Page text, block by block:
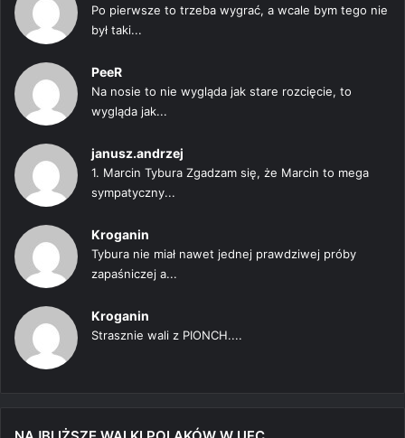
Po pierwsze to trzeba wygrać, a wcale bym tego nie
był taki...
PeeR
Na nosie to nie wygląda jak stare rozcięcie, to
wygląda jak...
janusz.andrzej
1. Marcin Tybura Zgadzam się, że Marcin to mega
sympatyczny...
Kroganin
Tybura nie miał nawet jednej prawdziwej próby
zapaśniczej a...
Kroganin
Strasznie wali z PIONCH....